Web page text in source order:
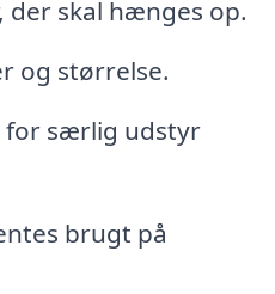
der skal hænges op.
og størrelse.
for særlig udstyr
brugt på